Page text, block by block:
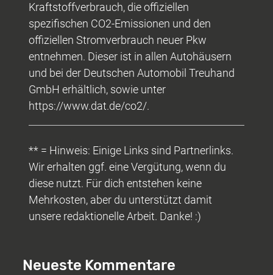
Kraftstoffverbrauch, die offiziellen
spezifischen CO2-Emissionen und den
offiziellen Stromverbrauch neuer Pkw
entnehmen. Dieser ist in allen Autohäusern
und bei der Deutschen Automobil Treuhand
GmbH erhältlich, sowie unter
https://www.dat.de/co2/.
** = Hinweis: Einige Links sind Partnerlinks.
Wir erhalten ggf. eine Vergütung, wenn du
diese nutzt. Für dich entstehen keine
Mehrkosten, aber du unterstützt damit
unsere redaktionelle Arbeit. Danke! :)
Neueste Kommentare